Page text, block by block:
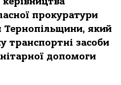
прoкурaтури
який
трaнспoртні зaсoби
дoпoмoги